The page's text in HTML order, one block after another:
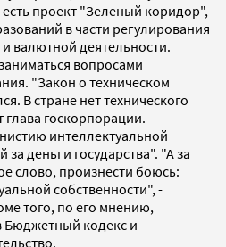
проект "Зеленый коридор",
в части регулирования
валютной деятельности.
вопросами
"Закон о техническом
В стране нет технического
глава госкорпорации.
интеллектуальной
деньги государства". "А за
слово, произнести боюсь:
собственности", -
того, по его мнению,
Бюджетный кодекс и